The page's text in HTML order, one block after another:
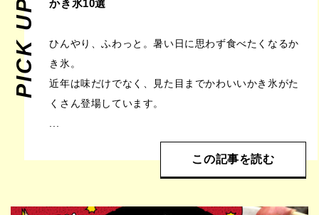
PICK UP!
かき氷10選
ひんやり、ふわっと。暑い日に思わず食べたくなるか
き氷。
近年は味だけでなく、見た目までかわいいかき氷がた
くさん登場しています。
...
この記事を読む